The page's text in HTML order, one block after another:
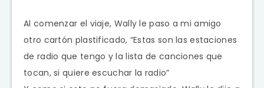
Al comenzar el viaje, Wally le paso a mi amigo
otro cartón plastificado, “Estas son las estaciones
de radio que tengo y la lista de canciones que
tocan, si quiere escuchar la radio”